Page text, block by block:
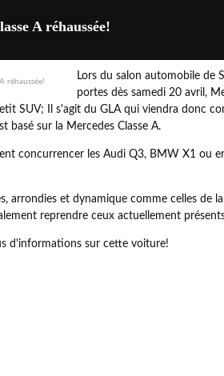
A réhaussée!
Lors du salon automobile de
portes dès samedi 20 avril,
SUV; Il s'agit du GLA qui viendra donc
basé sur la Mercedes Classe A.
concurrencer les Audi Q3, BMW X1 ou
arrondies et dynamique comme celles de
reprendre ceux actuellement
d'informations sur cette voiture!